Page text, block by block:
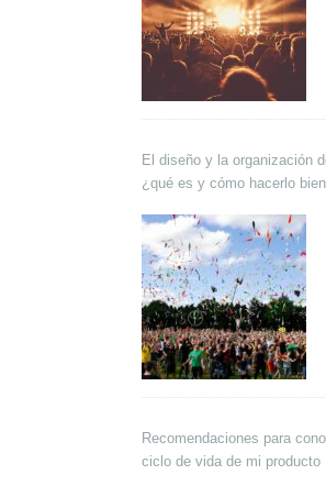
El diseño y la organización
¿qué es y cómo hacerlo
Recomendaciones para
ciclo de vida de mi producto